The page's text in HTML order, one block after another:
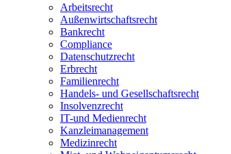
Arbeitsrecht
Außenwirtschaftsrecht
Bankrecht
Compliance
Datenschutzrecht
Erbrecht
Familienrecht
Handels- und Gesellschaftsrecht
Insolvenzrecht
IT-und Medienrecht
Kanzleimanagement
Medizinrecht